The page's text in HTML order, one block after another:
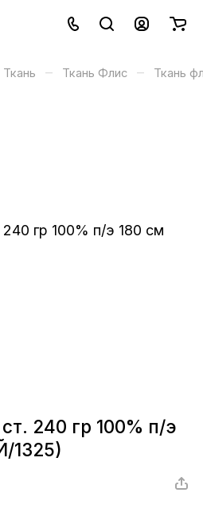
Ткань – Ткань Флис – Ткань
240 гр 100% п/э
1325)